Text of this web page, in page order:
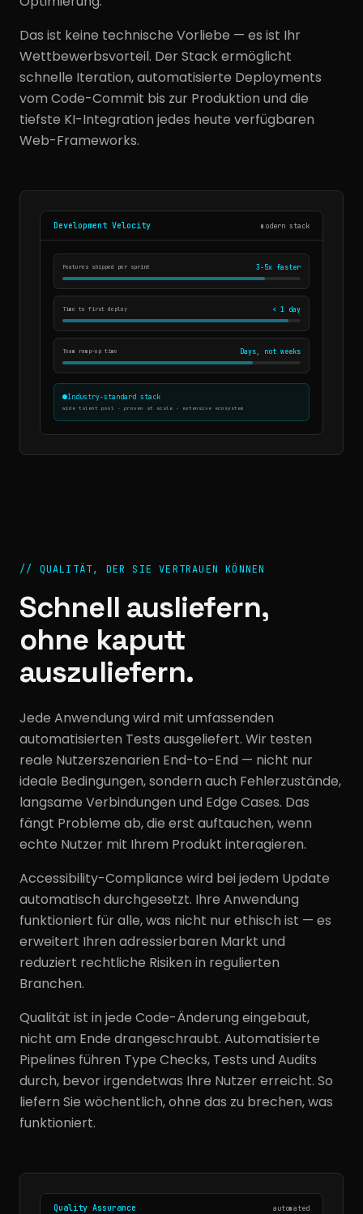
Das ist keine technische Vorliebe — es ist Ihr
Wettbewerbsvorteil. Der Stack ermöglicht
schnelle Iteration, automatisierte Deployments
vom Code-Commit bis zur Produktion und die
tiefste KI-Integration jedes heute verfügbaren
Web-Frameworks.
Development Velocity modern stack
Features shipped per sprint 3-5x faster
Time to first deploy < 1 day
Team ramp-up time Days, not weeks
Industry-standard stack
wide talent pool · proven at scale · extensive ecosystem
// QUALITÄT, DER SIE VERTRAUEN KÖNNEN
Schnell ausliefern,
ohne kaputt
auszuliefern.
Jede Anwendung wird mit umfassenden
automatisierten Tests ausgeliefert. Wir testen
reale Nutzerszenarien End-to-End — nicht nur
ideale Bedingungen, sondern auch Fehlerzustände,
langsame Verbindungen und Edge Cases. Das
fängt Probleme ab, die erst auftauchen, wenn
echte Nutzer mit Ihrem Produkt interagieren.
Accessibility-Compliance wird bei jedem Update
automatisch durchgesetzt. Ihre Anwendung
funktioniert für alle, was nicht nur ethisch ist — es
erweitert Ihren adressierbaren Markt und
reduziert rechtliche Risiken in regulierten
Branchen.
Qualität ist in jede Code-Änderung eingebaut,
nicht am Ende drangeschraubt. Automatisierte
Pipelines führen Type Checks, Tests und Audits
durch, bevor irgendetwas Ihre Nutzer erreicht. So
liefern Sie wöchentlich, ohne das zu brechen, was
funktioniert.
Quality Assurance automated